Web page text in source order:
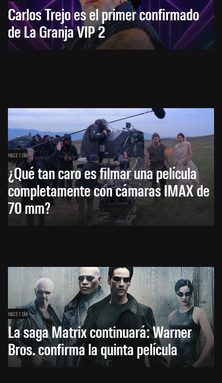
Carlos Trejo es el primer confirmado
de La Granja VIP 2
HACE 1 DÍA
¿Qué tan caro es filmar una película
completamente con cámaras IMAX de
70 mm?
HACE 1 DÍA
La saga Matrix continuará: Warner
Bros. confirma la quinta película